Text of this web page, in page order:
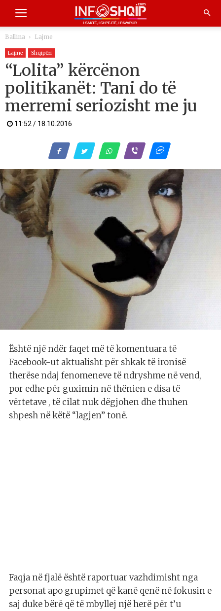
Ballina Lajme
Lajme Shqipëri
“Lolita” kërcënon
politikanët: Tani do të
merremi seriozisht me ju
11:52 / 18.10.2016
Është një ndër faqet më të komentuara të
Facebook-ut aktualisht për shkak të ironisë
therëse ndaj fenomeneve të ndryshme në vend,
por edhe për guximin në thënien e disa të
vërtetave , të cilat nuk dëgjohen dhe thuhen
shpesh në këtë “lagjen” tonë.
Faqja në fjalë është raportuar vazhdimisht nga
personat apo grupimet që kanë qenë në fokusin e
saj duke bërë që të mbyllej një herë për t’u